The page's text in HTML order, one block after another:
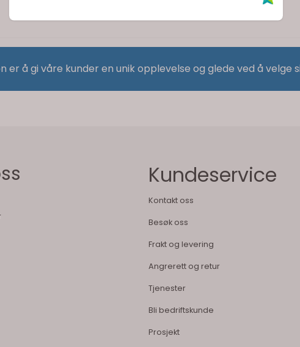
er å gi våre kunder en unik opplevelse og glede ved å velge
Kundeservice
Kontakt oss
Besøk oss
Frakt og levering
Angrerett og retur
Tjenester
Bli bedriftskunde
Prosjekt